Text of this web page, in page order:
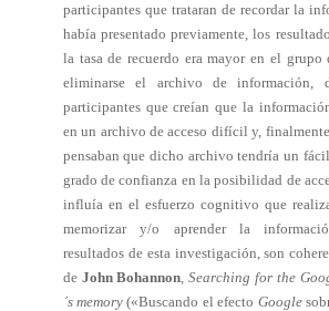
participantes que trataran de recordar la
había presentado previamente, los
la tasa de recuerdo era mayor en el grupo
eliminarse el archivo de información,
participantes que creían que la
en un archivo de acceso difícil y,
pensaban que dicho archivo tendría un
grado de confianza en la posibilidad de
influía en el esfuerzo cognitivo que
memorizar y/o aprender la
resultados de esta investigación, son
de John Bohannon,Searching for the
´s memory («Buscando el efecto Google